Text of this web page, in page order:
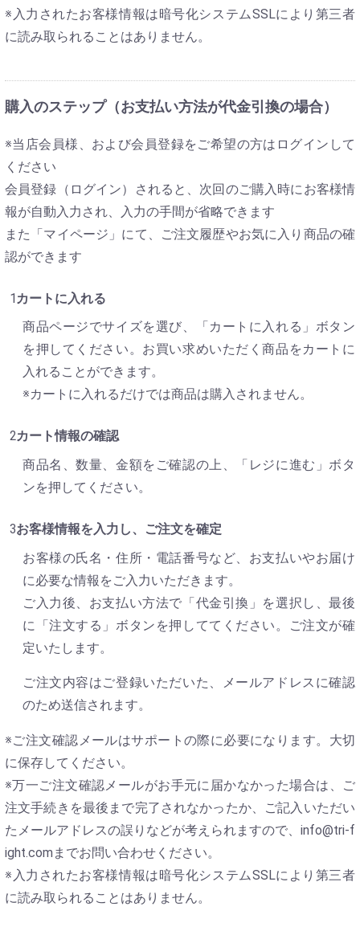
※入力されたお客様情報は暗号化システムSSLにより第三者
に読み取られることはありません。
購入のステップ（お支払い方法が代金引換の場合）
※当店会員様、および会員登録をご希望の方はログインして
ください
会員登録（ログイン）されると、次回のご購入時にお客様情
報が自動入力され、入力の手間が省略できます
また「マイページ」にて、ご注文履歴やお気に入り商品の確
認ができます
カートに入れる
商品ページでサイズを選び、「カートに入れる」ボタン
を押してください。お買い求めいただく商品をカートに
入れることができます。
※カートに入れるだけでは商品は購入されません。
カート情報の確認
商品名、数量、金額をご確認の上、「レジに進む」ボタ
ンを押してください。
お客様情報を入力し、ご注文を確定
お客様の氏名・住所・電話番号など、お支払いやお届け
に必要な情報をご入力いただきます。
ご入力後、お支払い方法で「代金引換」を選択し、最後
に「注文する」ボタンを押しててください。ご注文が確
定いたします。
ご注文内容はご登録いただいた、メールアドレスに確認
のため送信されます。
※ご注文確認メールはサポートの際に必要になります。大切
に保存してください。
※万一ご注文確認メールがお手元に届かなかった場合は、ご
注文手続きを最後まで完了されなかったか、ご記入いただい
たメールアドレスの誤りなどが考えられますので、info@tri-f
ight.comまでお問い合わせください。
※入力されたお客様情報は暗号化システムSSLにより第三者
に読み取られることはありません。